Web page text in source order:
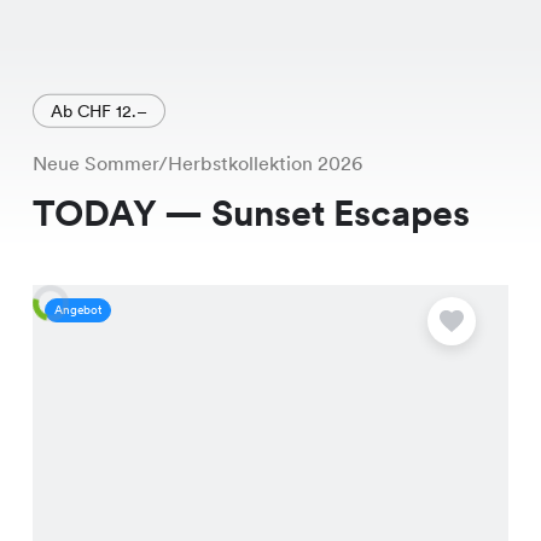
Ab CHF 12.–
Neue Sommer/Herbstkollektion 2026
TODAY — Sunset Escapes
Angebot